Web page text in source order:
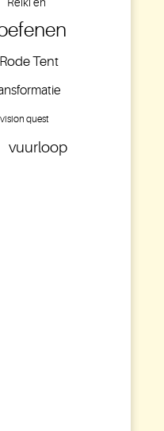
Reiki en
Rode Tent
vision quest
vuurloop